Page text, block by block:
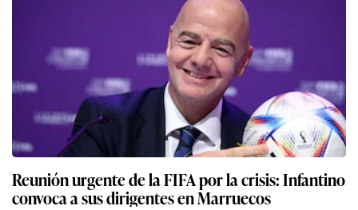
Reunión urgente de la FIFA por la crisis: Infantino
convoca a sus dirigentes en Marruecos